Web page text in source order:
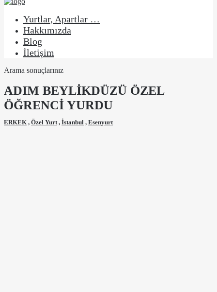
Yurtlar, Apartlar …
Hakkımızda
Blog
İletişim
Arama sonuçlarınız
ADIM BEYLİKDÜZÜ ÖZEL
ÖĞRENCİ YURDU
ERKEK , Özel Yurt , İstanbul , Esenyurt